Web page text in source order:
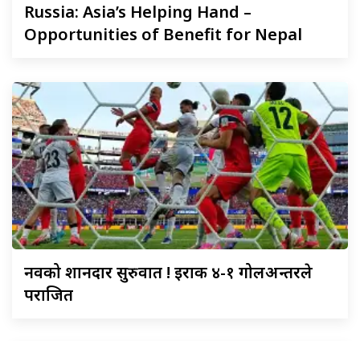
Russia: Asia’s Helping Hand –
Opportunities of Benefit for Nepal
नर्वेकोशानदार सुरुवात ! इराक ४-१ गोलअन्तरले
पराजित